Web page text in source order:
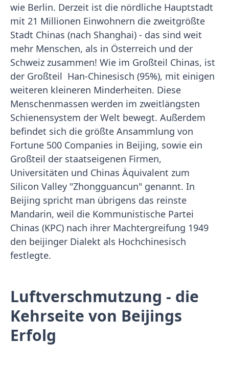
wie Berlin. Derzeit ist die nördliche Hauptstadt
mit 21 Millionen Einwohnern die zweitgrößte
Stadt Chinas (nach Shanghai) - das sind weit
mehr Menschen, als in Österreich und der
Schweiz zusammen! Wie im Großteil Chinas, ist
der Großteil Han-Chinesisch (95%), mit einigen
weiteren kleineren Minderheiten. Diese
Menschenmassen werden im zweitlängsten
Schienensystem der Welt bewegt. Außerdem
befindet sich die größte Ansammlung von
Fortune 500 Companies in Beijing, sowie ein
Großteil der staatseigenen Firmen,
Universitäten und Chinas Äquivalent zum
Silicon Valley "Zhongguancun" genannt. In
Beijing spricht man übrigens das reinste
Mandarin, weil die Kommunistische Partei
Chinas (KPC) nach ihrer Machtergreifung 1949
den beijinger Dialekt als Hochchinesisch
festlegte.
Luftverschmutzung - die
Kehrseite von Beijings
Erfolg